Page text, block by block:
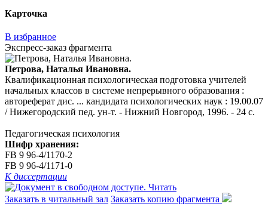
Карточка
В избранное
Экспресс-заказ фрагмента
Петрова, Наталья Ивановна.
Квалификационная психологическая подготовка учителей
начальных классов в системе непрерывного образования :
автореферат дис. ... кандидата психологических наук : 19.00.07
/ Нижегородский пед. ун-т. - Нижний Новгород, 1996. - 24 с.
Педагогическая психология
Шифр хранения:
FB 9 96-4/1170-2
FB 9 96-4/1171-0
К диссертации
Читать
Заказать в читальный зал Заказать копию фрагмента